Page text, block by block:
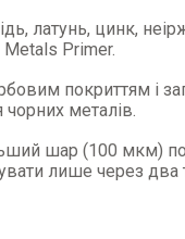
латунь, цинк,
Primer.
покриттям і
чорних металів.
шар (100 мкм)
лише через два